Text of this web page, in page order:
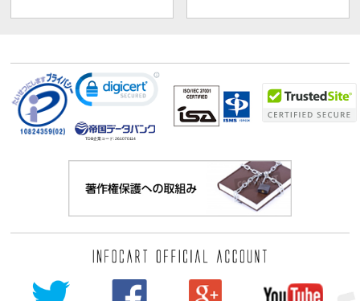
TDB企業コード:261070114